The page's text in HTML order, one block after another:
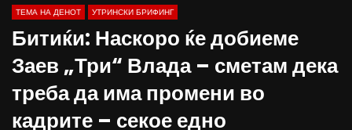
Д-р Беговиќ: Обуката на лекарите
трае предолго за да дозволиме лесно
флексибилна држава
ТЕМА НА ДЕНОТ УТРИНСКИ БРИФИНГ
Битиќи: Наскоро ќе добиеме
Заев „Три“ Влада – сметам дека
треба да има промени во
кадрите – секое едно